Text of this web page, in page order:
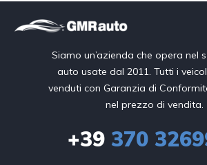
Siamo un’azienda che opera nel
auto usate dal 2011. Tutti i
venduti con Garanzia di
nel prezzo di vendita.
+39 370